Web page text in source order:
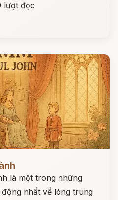
lượt đọc
là một trong những
nhất về lòng trung